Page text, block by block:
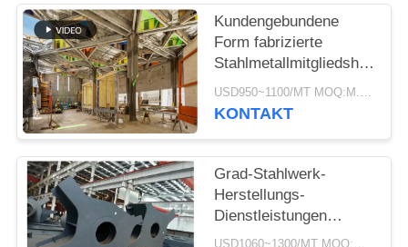
Kundengebundene
Form fabrizierte
Versorgungs-Service
vor
USD950~1100/MT MOQ:M.Ü. 50
KONTAKT
Grad-Stahlwerk-
Herstellungs-
Dienstleistungen
Q355B Q235B